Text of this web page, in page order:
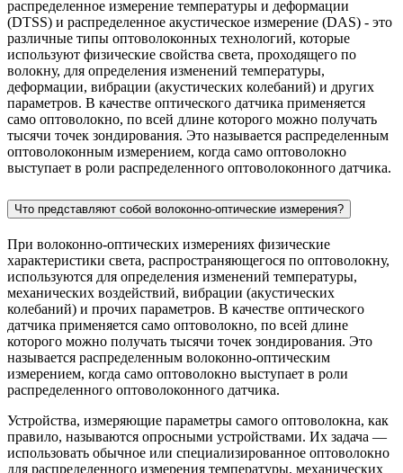
распределенное измерение температуры и деформации
(DTSS) и распределенное акустическое измерение (DAS) - это
различные типы оптоволоконных технологий, которые
используют физические свойства света, проходящего по
волокну, для определения изменений температуры,
деформации, вибрации (акустических колебаний) и других
параметров. В качестве оптического датчика применяется
само оптоволокно, по всей длине которого можно получать
тысячи точек зондирования. Это называется распределенным
оптоволоконным измерением, когда само оптоволокно
выступает в роли распределенного оптоволоконного датчика.
Что представляют собой волоконно-оптические измерения?
При волоконно-оптических измерениях физические
характеристики света, распространяющегося по оптоволокну,
используются для определения изменений температуры,
механических воздействий, вибрации (акустических
колебаний) и прочих параметров. В качестве оптического
датчика применяется само оптоволокно, по всей длине
которого можно получать тысячи точек зондирования. Это
называется распределенным волоконно-оптическим
измерением, когда само оптоволокно выступает в роли
распределенного оптоволоконного датчика.
Устройства, измеряющие параметры самого оптоволокна, как
правило, называются опросными устройствами. Их задача —
использовать обычное или специализированное оптоволокно
для распределенного измерения температуры, механических